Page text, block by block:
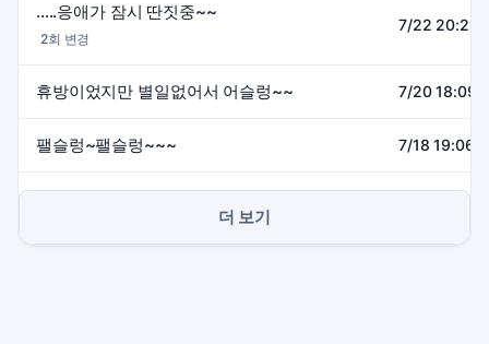
.....응애가 잠시 딴짓중~~
2회 변경
7/22
휴방이었지만 별일없어서 어슬렁~~ 7/20
팰슬렁~팰슬렁~~~ 7/18
더 보기